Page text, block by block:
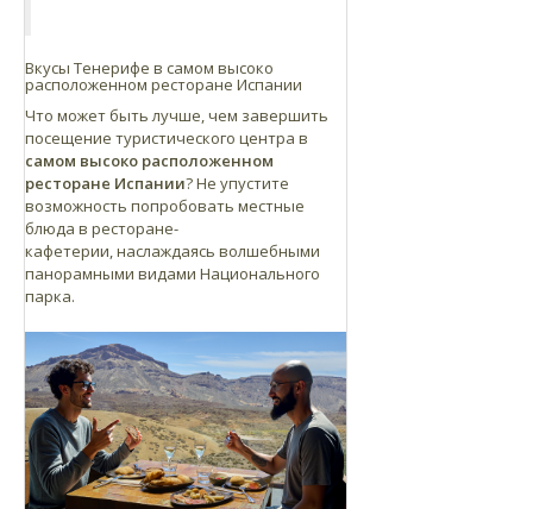
Вкусы Тенерифе в самом высоко
расположенном ресторане Испании
Что может быть лучше, чем завершить
посещение туристического центра в
самом высоко расположенном
ресторане Испании? Не упустите
возможность попробовать местные
блюда в ресторане-
кафетерии, наслаждаясь волшебными
панорамными видами Национального
парка.